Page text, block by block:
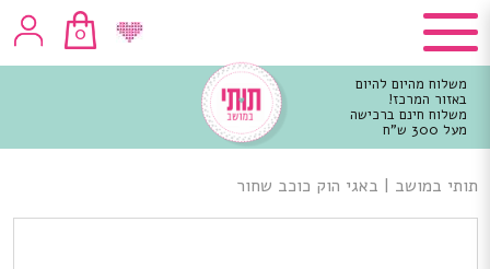
0
משלוח מהיום להיום
באזור המרכז!
משלוח חינם ברכישה
מעל 300 ש"ח
מרכזי
תותי במושב | באגי הוק כוכב שחור